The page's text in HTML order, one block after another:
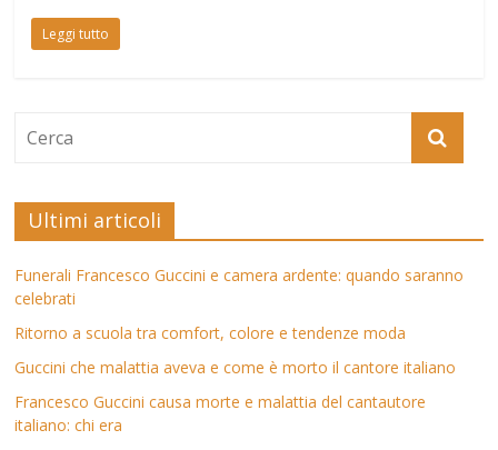
Leggi tutto
Ultimi articoli
Funerali Francesco Guccini e camera ardente: quando saranno
celebrati
Ritorno a scuola tra comfort, colore e tendenze moda
Guccini che malattia aveva e come è morto il cantore italiano
Francesco Guccini causa morte e malattia del cantautore
italiano: chi era